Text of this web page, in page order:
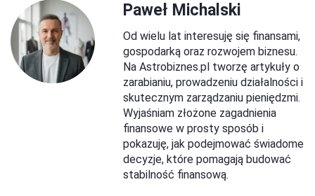
Paweł Michalski
Od wielu lat interesuję się finansami,
gospodarką oraz rozwojem biznesu.
Na Astrobiznes.pl tworzę artykuły o
zarabianiu, prowadzeniu działalności i
skutecznym zarządzaniu pieniędzmi.
Wyjaśniam złożone zagadnienia
finansowe w prosty sposób i
pokazuję, jak podejmować świadome
decyzje, które pomagają budować
stabilność finansową.